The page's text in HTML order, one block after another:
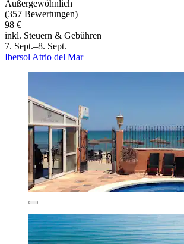
Außergewöhnlich
(357 Bewertungen)
98 €
inkl. Steuern & Gebühren
7. Sept.–8. Sept.
Ibersol Atrio del Mar